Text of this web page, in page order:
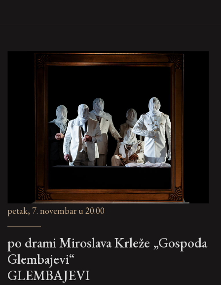
petak, 7. novembar u 20.00
po drami Miroslava Krleže „Gospoda
Glembajevi“
GLEMBAJEVI